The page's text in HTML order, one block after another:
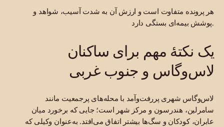
هر پرونده متفاوت است و ارزش آن به شدت آسیب، شواهد و
پوشش بیمه‌ای بستگی دارد.
یک نکتهٔ مهم برای ساکنان
لاس‌وگاس و جنوب غربی
لاس‌وگاس شهری پررفت‌وآمد با محله‌های پرجمعیت مانند
سامرلین، هندرسون و مرکز شهر است؛ جایی که برخورد میان
عابران، کودکان و سگ‌ها بیشتر اتفاق می‌افتد. به‌عنوان وکیلی که